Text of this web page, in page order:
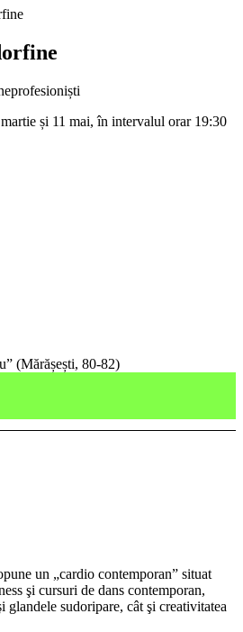
și 11 mai, în intervalul orar 19:30
(Mărășești, 80-82)
un „cardio contemporan” situat
şi cursuri de dans contemporan,
glandele sudoripare, cât şi creativitatea